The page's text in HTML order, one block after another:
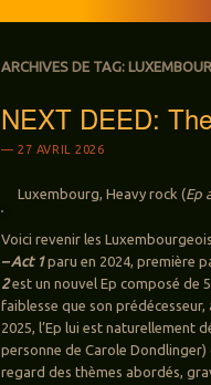
ARCHIVES DE TAG:
NEXT DEED:
27 AVRIL 2026
Luxembourg, Heavy rock (Ep
Voici revenir les
– Act 1paru en 2024, première
2est un nouvel Ep composé de
faiblesse que son
2025, l’Ep lui est naturellement
personne de Carole
regard des thèmes abordés,